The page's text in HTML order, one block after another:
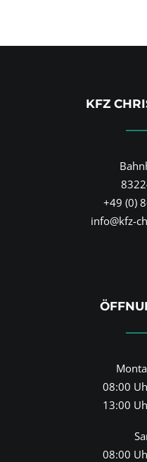
KFZ
+49 (0)
info@kfz-
08:00
13:00
08:00